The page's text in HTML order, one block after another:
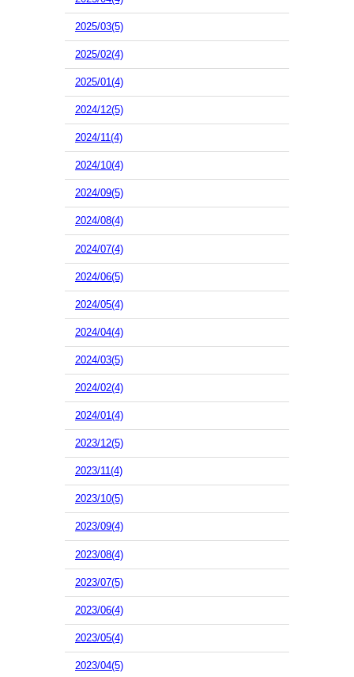
2025/03(5)
2025/02(4)
2025/01(4)
2024/12(5)
2024/11(4)
2024/10(4)
2024/09(5)
2024/08(4)
2024/07(4)
2024/06(5)
2024/05(4)
2024/04(4)
2024/03(5)
2024/02(4)
2024/01(4)
2023/12(5)
2023/11(4)
2023/10(5)
2023/09(4)
2023/08(4)
2023/07(5)
2023/06(4)
2023/05(4)
2023/04(5)